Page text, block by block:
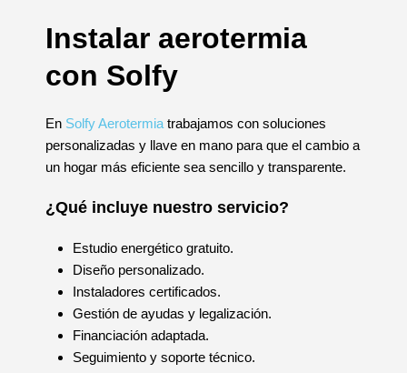
Instalar aerotermia
con Solfy
En Solfy Aerotermia trabajamos con soluciones
personalizadas y llave en mano para que el cambio a
un hogar más eficiente sea sencillo y transparente.
¿Qué incluye nuestro servicio?
Estudio energético gratuito.
Diseño personalizado.
Instaladores certificados.
Gestión de ayudas y legalización.
Financiación adaptada.
Seguimiento y soporte técnico.